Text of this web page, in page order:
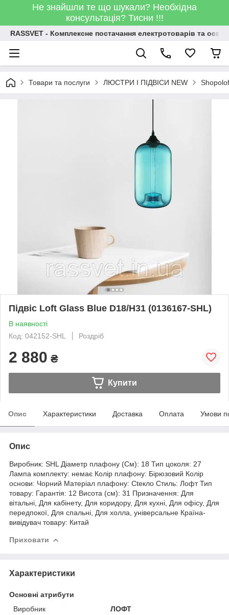
Не знайшли те що шукали? Необхідна
консультація? Тисни !!!
RASSVET - Комплексне постачання електротоварів та
Товари та послуги ЛЮСТРИ І ПІДВІСИ NEW
Підвіс Loft Glass Blue D18/H31 (0136167-SHL)
В наявності
Код: 042152-SHL
Роздріб
2 880 ₴
Купити
Опис Характеристики Доставка Оплата Умови
Опис
Виробник: SHL Діаметр плафону (См): 18 Тип цоколя: 27
Лампа комплекту: немає Колір плафону: Бірюзовий Колір
основи: Чорний Матеріал плафону: Cteкло Стиль: Лофт Тип
товару: Гарантія: 12 Висота (см): 31 Призначення: Для
вітальні, Для кабінету, Для коридору, Для кухні, Для офісу, Для
передпокої, Для спальні, Для холла, універсальне Країна-
вивідувач товару: Китай
Приховати
Характеристики
Основні атрибути
Виробник
ЛОФТ